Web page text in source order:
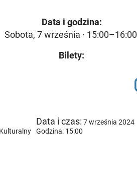
Data i godzina:
Sobota, 7 września · 15:00–16:00
Bilety:
Data i czas: 7 września 2024
Godzina: 15:00